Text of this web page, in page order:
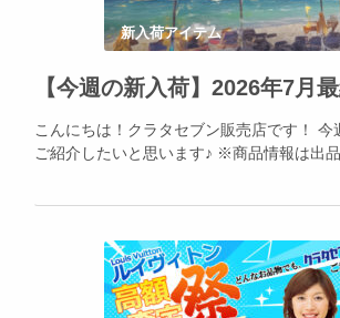
新入荷アイテム
こんにちは！クラタセブン販売店です！ 今
ご紹介したいと思います♪ ※商品情報は出